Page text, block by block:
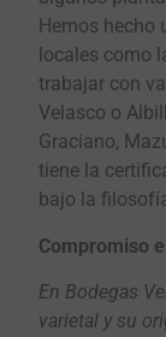
Hemos hecho
locales como
trabajar con
Velasco o
Graciano,
tiene la
bajo la
Compromiso
En Bodegas
varietal y su